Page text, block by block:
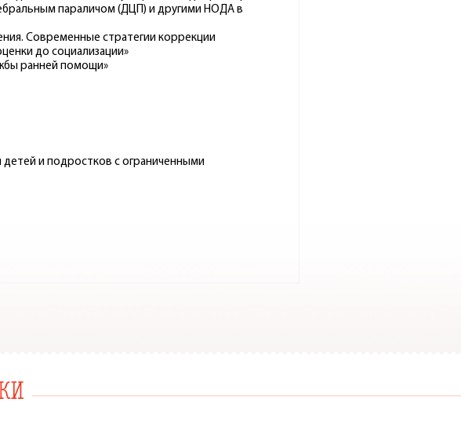
параличом (ДЦП) и другими НОДА в
Современные стратегии коррекции
до социализации»
ранней помощи»
и подростков с ограниченными